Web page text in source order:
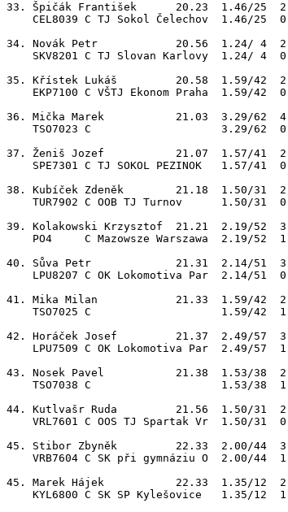
33. Špičák František      20.23  1.46/25
CEL8039 C TJ Sokol Čelechov  1.46/25
34. Novák Petr            20.56  1.24/ 4
SKV8201 C TJ Slovan Karlovy  1.24/ 4
35. Křístek Lukáš         20.58  1.59/42
EKP7100 C VŠTJ Ekonom Praha  1.59/42
36. Mička Marek           21.03  3.29/62
TSO7023 C                    3.29/62
37. Ženiš Jozef           21.07  1.57/41
SPE7301 C TJ SOKOL PEZINOK   1.57/41
38. Kubíček Zdeněk        21.18  1.50/31
TUR7902 C OOB TJ Turnov      1.50/31
39. Kolakowski Krzysztof  21.21  2.19/52
PO4     C Mazowsze Warszawa  2.19/52
40. Sůva Petr             21.31  2.14/51
LPU8207 C OK Lokomotiva Par  2.14/51
41. Mika Milan            21.33  1.59/42
TSO7025 C                    1.59/42
42. Horáček Josef         21.37  2.49/57
LPU7509 C OK Lokomotiva Par  2.49/57
43. Nosek Pavel           21.38  1.53/38
TSO7038 C                    1.53/38
44. Kutlvašr Ruda         21.56  1.50/31
VRL7601 C OOS TJ Spartak Vr  1.50/31
45. Stibor Zbyněk         22.33  2.00/44
VRB7604 C SK při gymnáziu O  2.00/44
45. Marek Hájek           22.33  1.35/12
KYL6800 C SK SP Kylešovice   1.35/12